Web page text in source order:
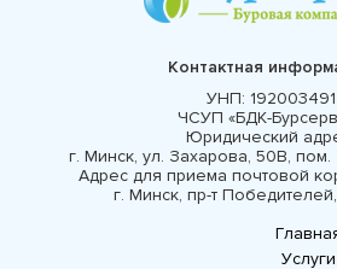
Контактная
УНП: 192003491
ЧСУП «БДК-
Юридический
г. Минск, ул. Захарова, 50В,
Адрес для приема почтовой
г. Минск, пр-т
Услуги